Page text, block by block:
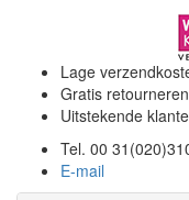
Lage
Gratis retourneren
Uitstekende
Tel. 00
E-mail